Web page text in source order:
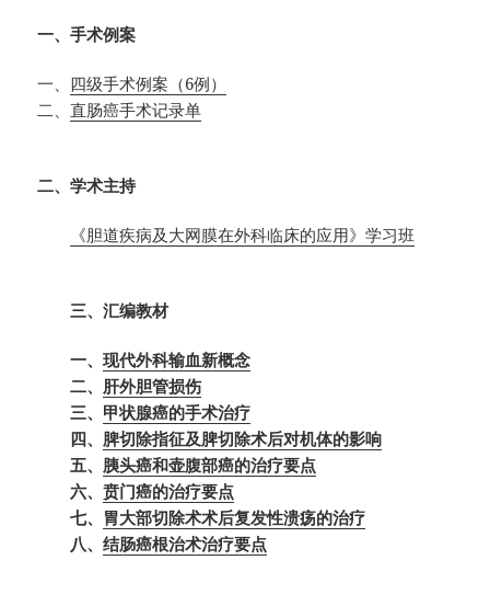
一、手术例案
一、 四级手术例案（6例）
二、直肠癌手术记录单
二、学术主持
《胆道疾病及大网膜在外科临床的应用》学习班
三、汇编教材
一、 现代外科输血新概念
二、 肝外胆管损伤
三、 甲状腺癌的手术治疗
四、 脾切除指征及脾切除术后对机体的影响
五、 胰头癌和壶腹部癌的治疗要点
六、 贲门癌的治疗要点
七、
胃大部切除术术后复发性溃疡的治疗
八、 结肠癌根治术治疗要点